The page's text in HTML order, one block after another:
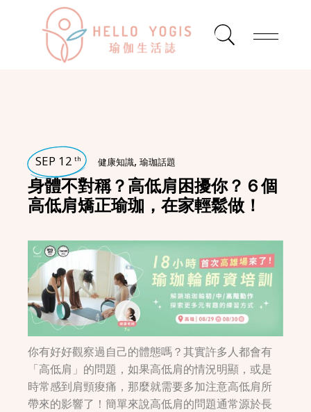
SEP 12 th 健康知識,瑜珈話題
身體不對稱？高低肩困擾你？６個
高低肩矯正瑜珈，在家輕鬆做！
你有好好觀察過自己的體態嗎？其實許多人都會有
「高低肩」的問題，如果高低肩的情況明顯，或是
時常感到肩頸痠痛，那麼就需要多加注意高低肩所
帶來的影響了！簡單來說高低肩的問題通常源於長